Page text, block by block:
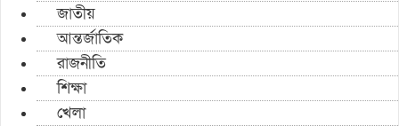
জাতীয়
আন্তর্জাতিক
রাজনীতি
শিক্ষা
খেলা